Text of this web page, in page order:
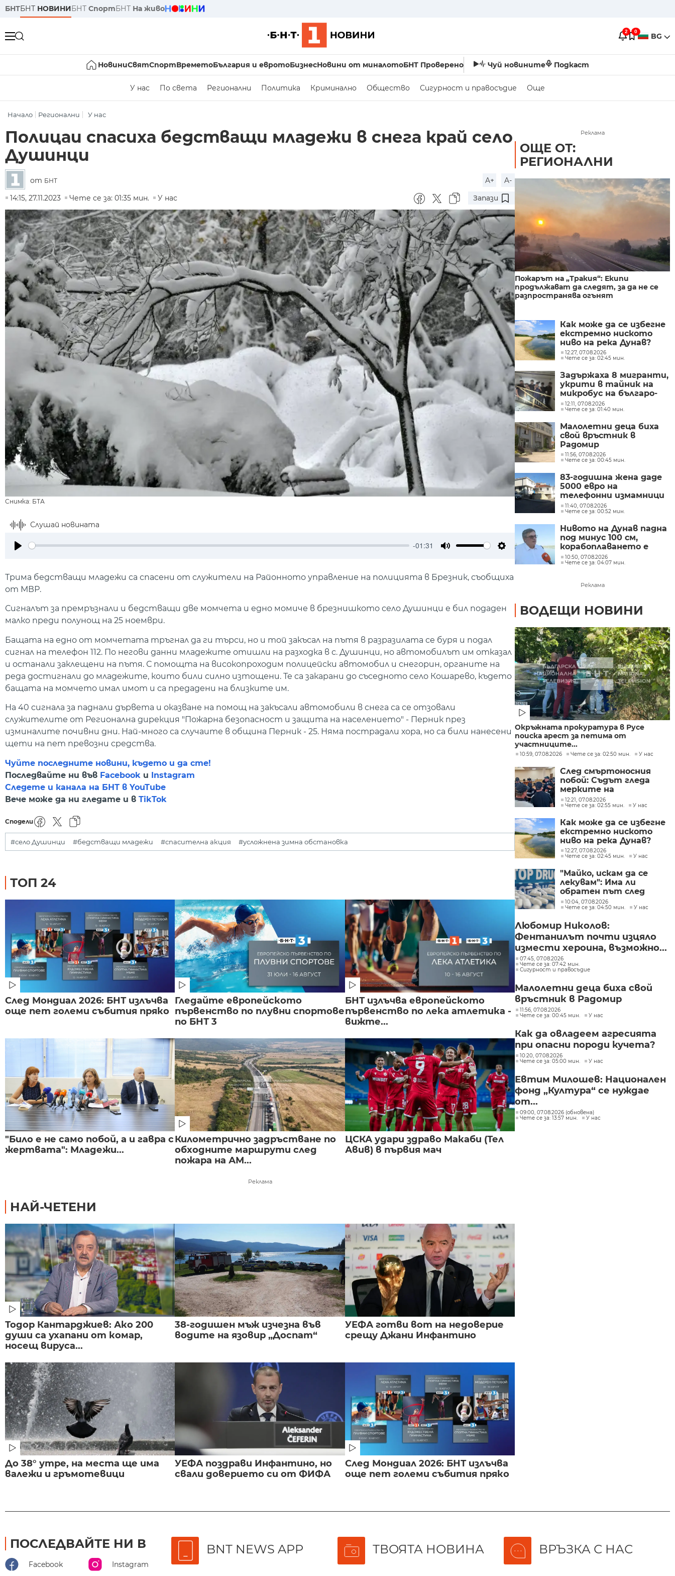
БНТБНТ НОВИНИБНТ СпортБНТ На живо
2 0 BG
НовиниСвятСпортВреметоБългария и евротоБизнесНовини от миналотоБНТ Проверено Чуй новините Подкаст
У нас По света Регионални Политика Криминално Общество Сигурност и правосъдие Още
Начало Регионални У нас
Полицаи спасиха бедстващи младежи в снега край село
Душинци
от БНТ A+
A-
14:15, 27.11.2023
Чете се за: 01:35 мин. У нас Запази
Снимка: БТА
Слушай новината
-01:31
Трима бедстващи младежи са спасени от служители на Районното управление на полицията в Брезник, съобщиха
от МВР.
Сигналът за премръзнали и бедстващи две момчета и едно момиче в брезнишкото село Душинци е бил подаден
малко преди полунощ на 25 ноември.
Бащата на едно от момчетата тръгнал да ги търси, но и той закъсал на пътя в разразилата се буря и подал
сигнал на телефон 112. По негови данни младежите отишли на разходка в с. Душинци, но автомобилът им отказал
и останали заклещени на пътя. С помощта на високопроходим полицейски автомобил и снегорин, органите на
реда достигнали до младежите, които били силно изтощени. Те са закарани до съседното село Кошарево, където
бащата на момчето имал имот и са предадени на близките им.
На 40 сигнала за паднали дървета и оказване на помощ на закъсали автомобили в снега са се отзовали
служителите от Регионална дирекция "Пожарна безопасност и защита на населението" - Перник през
изминалите почивни дни. Най-много са случаите в община Перник - 25. Няма пострадали хора, но са били нанесени
щети на пет превозни средства.
Чуйте последните новини, където и да сте!
Последвайте ни във Facebook и Instagram
Следете и канала на БНТ в YouTube
Вече може да ни гледате и в TikTok
Сподели
#село Душинци #бедстващи младежи #спасителна акция #усложнена зимна обстановка
ТОП 24
След Мондиал 2026: БНТ излъчва
още пет големи събития пряко
Гледайте европейското
първенство по плувни спортове
по БНТ 3
БНТ излъчва европейското
първенство по лека атлетика -
вижте...
"Било е не само побой, а и гавра с
жертвата": Младежи...
Километрично задръстване по
обходните маршрути след
пожара на АМ...
ЦСКА удари здраво Макаби (Тел
Авив) в първия мач
Реклама
НАЙ-ЧЕТЕНИ
Тодор Кантарджиев: Ако 200
души са ухапани от комар,
носещ вируса...
38-годишен мъж изчезна във
водите на язовир „Доспат“
УЕФА готви вот на недоверие
срещу Джани Инфантино
До 38° утре, на места ще има
валежи и гръмотевици
УЕФА поздрави Инфантино, но
свали доверието си от ФИФА
След Мондиал 2026: БНТ излъчва
още пет големи събития пряко
Реклама
ОЩЕ ОТ:
РЕГИОНАЛНИ
Пожарът на „Тракия“: Екипи
продължават да следят, за да не се
разпространява огънят
Как може да се избегне
екстремно ниското
ниво на река Дунав?
12:27, 07.08.2026
Чете се за: 02:45 мин.
Задържаха 8 мигранти,
укрити в тайник на
микробус на българо-
гръцката граница
12:11, 07.08.2026
Чете се за: 01:40 мин.
Малолетни деца биха
свой връстник в
Радомир
11:56, 07.08.2026
Чете се за: 00:45 мин.
83-годишна жена даде
5000 евро на
телефонни измамници
в Бургаско
11:40, 07.08.2026
Чете се за: 00:52 мин.
Нивото на Дунав падна
под минус 100 см,
корабоплаването е
сериозно затруднено
10:50, 07.08.2026
Чете се за: 04:07 мин.
Реклама
ВОДЕЩИ НОВИНИ
Окръжната прокуратура в Русе
поиска арест за петима от
участниците...
10:59, 07.08.2026 Чете се за: 02:50 мин. У нас
След смъртоносния
побой: Съдът гледа
мерките на
задържаните
тийнейджъри
12:21, 07.08.2026
Чете се за: 02:55 мин.
У нас
Как може да се избегне
екстремно ниското
ниво на река Дунав?
12:27, 07.08.2026
Чете се за: 02:45 мин.
У нас
"Майко, искам да се
лекувам": Има ли
обратен път след
фентанила
10:04, 07.08.2026
Чете се за: 04:50 мин.
У нас
Любомир Николов:
Фентанилът почти изцяло
измести хероина, възможно...
07:45, 07.08.2026
Чете се за: 07:42 мин.
Сигурност и правосъдие
Малолетни деца биха свой
връстник в Радомир
11:56, 07.08.2026
Чете се за: 00:45 мин.
У нас
Как да овладеем агресията
при опасни породи кучета?
10:20, 07.08.2026
Чете се за: 05:00 мин.
У нас
Евтим Милошев: Национален
фонд „Култура“ се нуждае
от...
09:00, 07.08.2026 (обновена)
Чете се за: 13:57 мин.
У нас
ПОСЛЕДВАЙТЕ НИ В
Facebook Instagram
BNT NEWS APP ТВОЯТА НОВИНА ВРЪЗКА С НАС